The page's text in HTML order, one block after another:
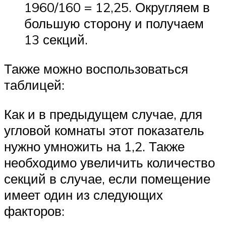
1960/160 = 12,25. Округляем в
большую сторону и получаем
13 секций.
Также можно воспользоваться
таблицей:
Как и в предыдущем случае, для
угловой комнаты этот показатель
нужно умножить на 1,2. Также
необходимо увеличить количество
секций в случае, если помещение
имеет один из следующих
факторов: